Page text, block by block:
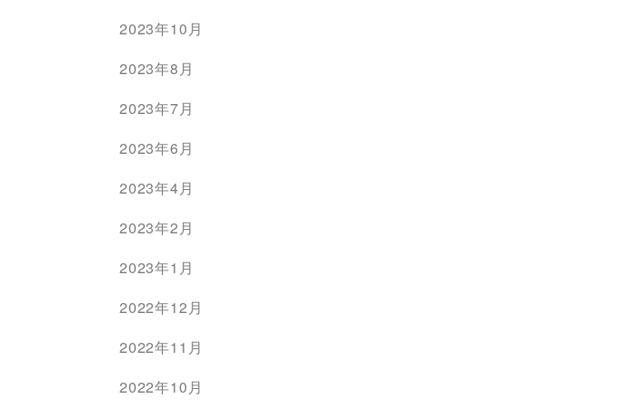
2023年10月
2023年8月
2023年7月
2023年6月
2023年4月
2023年2月
2023年1月
2022年12月
2022年11月
2022年10月